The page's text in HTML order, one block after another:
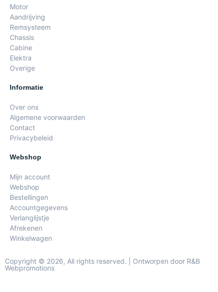
Motor
Aandrijving
Remsysteem
Chassis
Cabine
Elektra
Overige
Informatie
Over ons
Algemene voorwaarden
Contact
Privacybeleid
Webshop
Mijn account
Webshop
Bestellingen
Accountgegevens
Verlanglijstje
Afrekenen
Winkelwagen
Copyright © 2026, All rights reserved. | Ontworpen door R&B
Webpromotions